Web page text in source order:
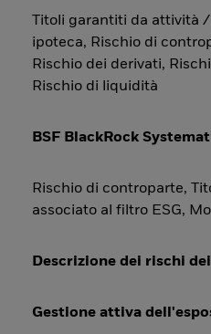
Titoli garantiti da attività
ipoteca, Rischio di
Rischio dei derivati,
Rischio di liquidità
BSF BlackRock
Rischio di controparte,
associato al filtro ESG,
Descrizione dei rischi
Gestione attiva